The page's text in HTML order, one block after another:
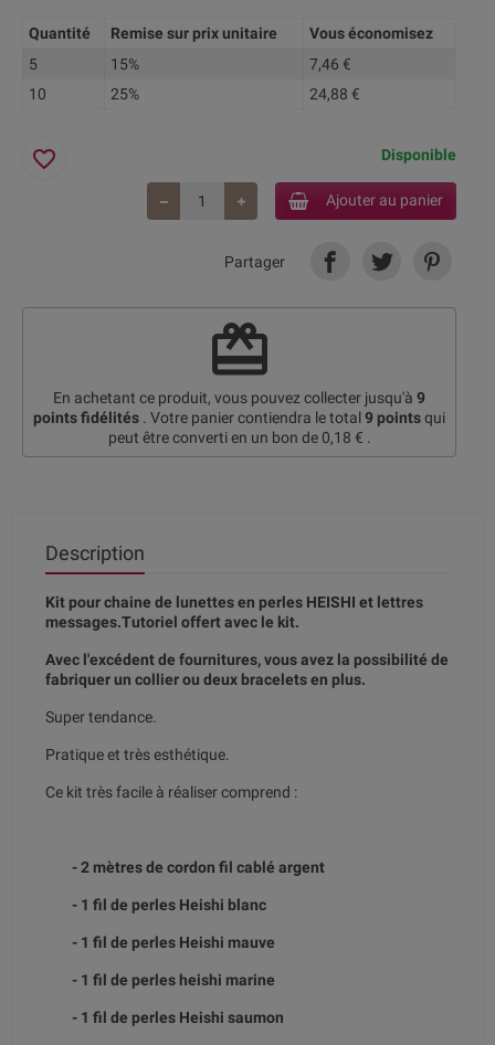
Quantité Remise sur prix unitaire
Vous économisez
5
15%
7,46 €
10
25% 24,88 €
Disponible
Ajouter au panier
favorite_border
Partager
redeem
En achetant ce produit, vous pouvez collecter jusqu'à 9
points fidélités . Votre panier contiendra le total 9 pointsqui
peut être converti en un bon de 0,18 € .
Description
Kit pour chaine de lunettes en perles HEISHI et lettres
messages.Tutoriel offert avec le kit.
Avec l'excédent de fournitures, vous avez la possibilité de
fabriquer un collier ou deux bracelets en plus.
Super tendance.
Pratique et très esthétique.
Ce kit très facile à réaliser comprend :
- 2 mètres de cordon fil cablé argent
- 1 fil de perles Heishi blanc
- 1 fil de perles Heishi mauve
- 1 fil de perles heishi marine
- 1 fil de perles Heishi saumon